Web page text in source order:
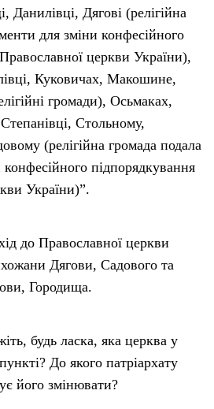
Данилівці, Дягові (релігійна
для зміни конфесійного
церкви України),
Куковичах, Макошине,
громади), Осьмаках,
Стольному,
(релігійна громада подала
підпорядкування
України)”.
до Православної церкви
Дягови, Садового та
Городища.
будь ласка, яка церква у
До якого патріархату
його змінювати?